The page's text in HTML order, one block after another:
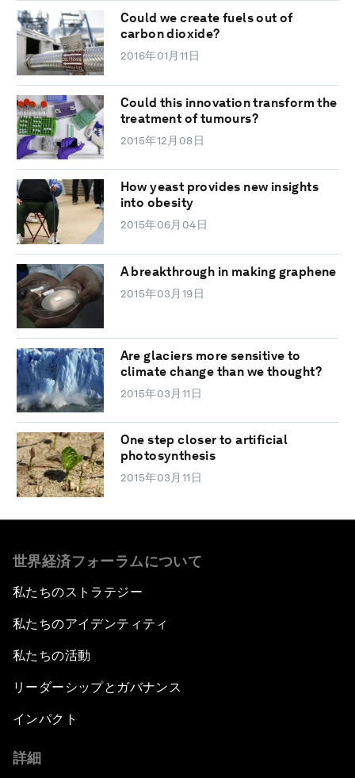
Could we create fuels out of
carbon dioxide?
2016年01月11日
Could this innovation transform the
treatment of tumours?
2015年12月08日
How yeast provides new insights
into obesity
2015年06月04日
A breakthrough in making graphene
2015年03月19日
Are glaciers more sensitive to
climate change than we thought?
2015年03月11日
One step closer to artificial
photosynthesis
2015年03月11日
世界経済フォーラムについて
私たちのストラテジー
私たちのアイデンティティ
私たちの活動
リーダーシップとガバナンス
インパクト
詳細